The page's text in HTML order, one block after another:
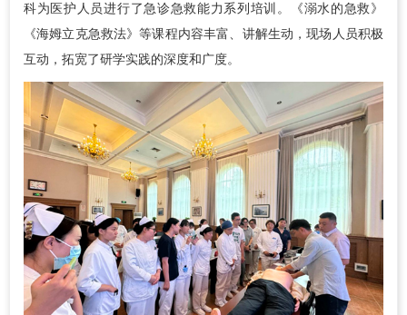
科为医护人员进行了急诊急救能力系列培训。《溺水的急救》
《海姆立克急救法》等课程内容丰富、讲解生动，现场人员积极
互动，拓宽了研学实践的深度和广度。